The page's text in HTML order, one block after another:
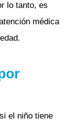
lo tanto, es
médica
el niño tiene